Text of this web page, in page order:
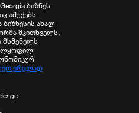
ბიზნეს
აშუქებს
ბიზნესის ახალ
მკითხველს,
მსმენელს
ვრცლად